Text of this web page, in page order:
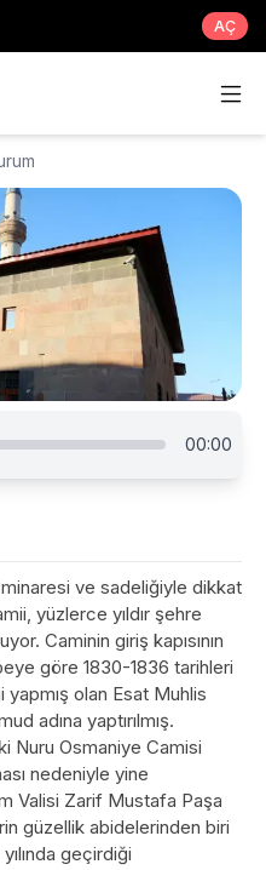
AÇ
00:00
ve sadeliğiyle dikkat
yüzlerce yıldır şehre
Caminin giriş kapısının
göre 1830-1836 tarihleri
yapmış olan Esat Muhlis
adına yaptırılmış.
Nuru Osmaniye Camisi
nedeniyle yine
Valisi Zarif Mustafa Paşa
güzellik abidelerinden biri
geçirdiği